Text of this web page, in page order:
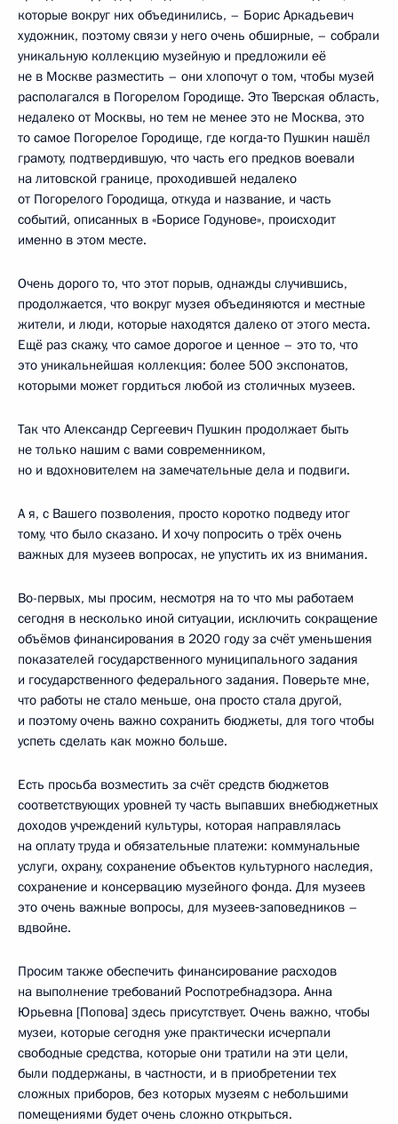
которые вокруг них объединились, – Борис Аркадьевич
художник, поэтому связи у него очень обширные, – собрали
уникальную коллекцию музейную и предложили её
не в Москве разместить – они хлопочут о том, чтобы музей
располагался в Погорелом Городище. Это Тверская область,
недалеко от Москвы, но тем не менее это не Москва, это
то самое Погорелое Городище, где когда‑то Пушкин нашёл
грамоту, подтвердившую, что часть его предков воевали
на литовской границе, проходившей недалеко
от Погорелого Городища, откуда и название, и часть
событий, описанных в «Борисе Годунове», происходит
именно в этом месте.
Очень дорого то, что этот порыв, однажды случившись,
продолжается, что вокруг музея объединяются и местные
жители, и люди, которые находятся далеко от этого места.
Ещё раз скажу, что самое дорогое и ценное – это то, что
это уникальнейшая коллекция: более 500 экспонатов,
которыми может гордиться любой из столичных музеев.
Так что Александр Сергеевич Пушкин продолжает быть
не только нашим с вами современником,
но и вдохновителем на замечательные дела и подвиги.
А я, с Вашего позволения, просто коротко подведу итог
тому, что было сказано. И хочу попросить о трёх очень
важных для музеев вопросах, не упустить их из внимания.
Во-первых, мы просим, несмотря на то что мы работаем
сегодня в несколько иной ситуации, исключить сокращение
объёмов финансирования в 2020 году за счёт уменьшения
показателей государственного муниципального задания
и государственного федерального задания. Поверьте мне,
что работы не стало меньше, она просто стала другой,
и поэтому очень важно сохранить бюджеты, для того чтобы
успеть сделать как можно больше.
Есть просьба возместить за счёт средств бюджетов
соответствующих уровней ту часть выпавших внебюджетных
доходов учреждений культуры, которая направлялась
на оплату труда и обязательные платежи: коммунальные
услуги, охрану, сохранение объектов культурного наследия,
сохранение и консервацию музейного фонда. Для музеев
это очень важные вопросы, для музеев‑заповедников –
вдвойне.
Просим также обеспечить финансирование расходов
на выполнение требований Роспотребнадзора. Анна
Юрьевна [Попова] здесь присутствует. Очень важно, чтобы
музеи, которые сегодня уже практически исчерпали
свободные средства, которые они тратили на эти цели,
были поддержаны, в частности, и в приобретении тех
сложных приборов, без которых музеям с небольшими
помещениями будет очень сложно открыться.